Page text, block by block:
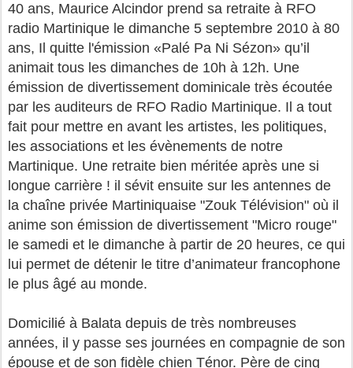
40 ans, Maurice Alcindor prend sa retraite à RFO
radio Martinique le dimanche 5 septembre 2010 à 80
ans, Il quitte l'émission «Palé Pa Ni Sézon» qu’il
animait tous les dimanches de 10h à 12h. Une
émission de divertissement dominicale très écoutée
par les auditeurs de RFO Radio Martinique. Il a tout
fait pour mettre en avant les artistes, les politiques,
les associations et les évènements de notre
Martinique. Une retraite bien méritée après une si
longue carrière ! il sévit ensuite sur les antennes de
la chaîne privée Martiniquaise "Zouk Télévision" où il
anime son émission de divertissement "Micro rouge"
le samedi et le dimanche à partir de 20 heures, ce qui
lui permet de détenir le titre d’animateur francophone
le plus âgé au monde.
Domicilié à Balata depuis de très nombreuses
années, il y passe ses journées en compagnie de son
épouse et de son fidèle chien Ténor. Père de cinq